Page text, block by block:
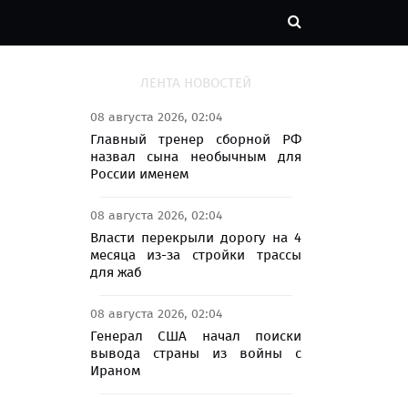
ЛЕНТА НОВОСТЕЙ
08 августа 2026, 02:04
Главный тренер сборной РФ
назвал сына необычным для
России именем
08 августа 2026, 02:04
Власти перекрыли дорогу на 4
месяца из-за стройки трассы
для жаб
08 августа 2026, 02:04
Генерал США начал поиски
вывода страны из войны с
Ираном